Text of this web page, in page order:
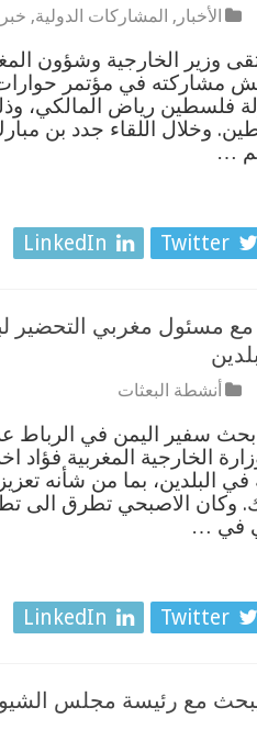
الأخبار , المشاركات الدولية,
وزير الخارجية وشؤون
مشاركته في مؤتمر
فلسطين رياض المالكي،
وخلال اللقاء جدد بن
…
Twitter
LinkedIn
مسئول مغربي التحضير
أنشطة البعثات
سفير اليمن في الرباط
الخارجية المغربية
في البلدين، بما من شأنه
وكان الاصبحي تطرق الى
في …
Twitter
LinkedIn
يبحث مع رئيسة مجلس